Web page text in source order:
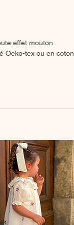
effet mouton.
Oeko-tex ou en coton